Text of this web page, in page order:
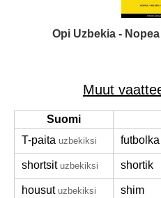
Opi Uzbekia -
Muut
Suomi
T-paita uzbekiksi futbolka
shortsit uzbekiksi shortik
housut uzbekiksi shim